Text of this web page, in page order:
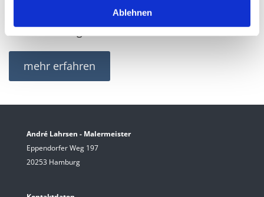
Ablehnen
Schimmelbeseitigung
Sanierungen
mehr erfahren
André Lahrsen - Malermeister
Eppendorfer Weg 197
20253 Hamburg